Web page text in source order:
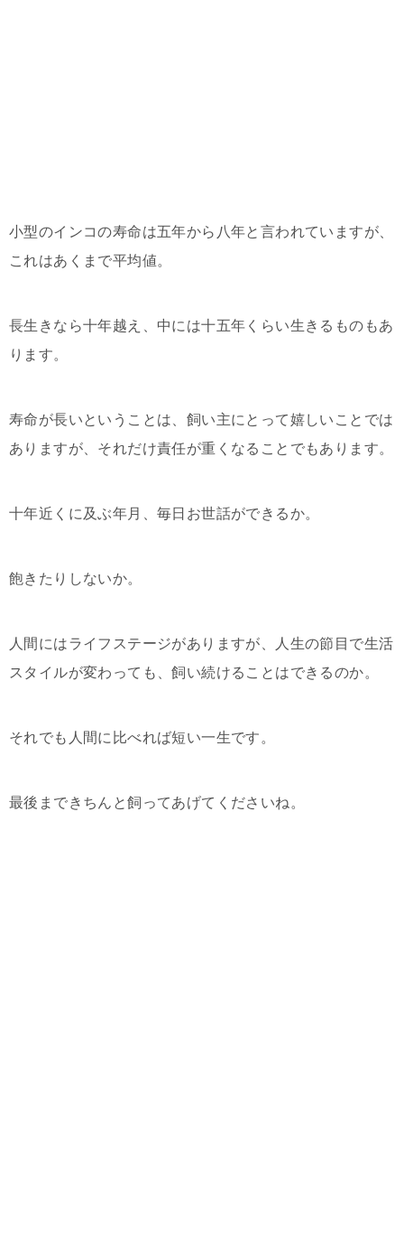
小型のインコの寿命は五年から八年と言われていますが、
これはあくまで平均値。
長生きなら十年越え、中には十五年くらい生きるものもあ
ります。
寿命が長いということは、飼い主にとって嬉しいことでは
ありますが、それだけ責任が重くなることでもあります。
十年近くに及ぶ年月、毎日お世話ができるか。
飽きたりしないか。
人間にはライフステージがありますが、人生の節目で生活
スタイルが変わっても、飼い続けることはできるのか。
それでも人間に比べれば短い一生です。
最後まできちんと飼ってあげてくださいね。